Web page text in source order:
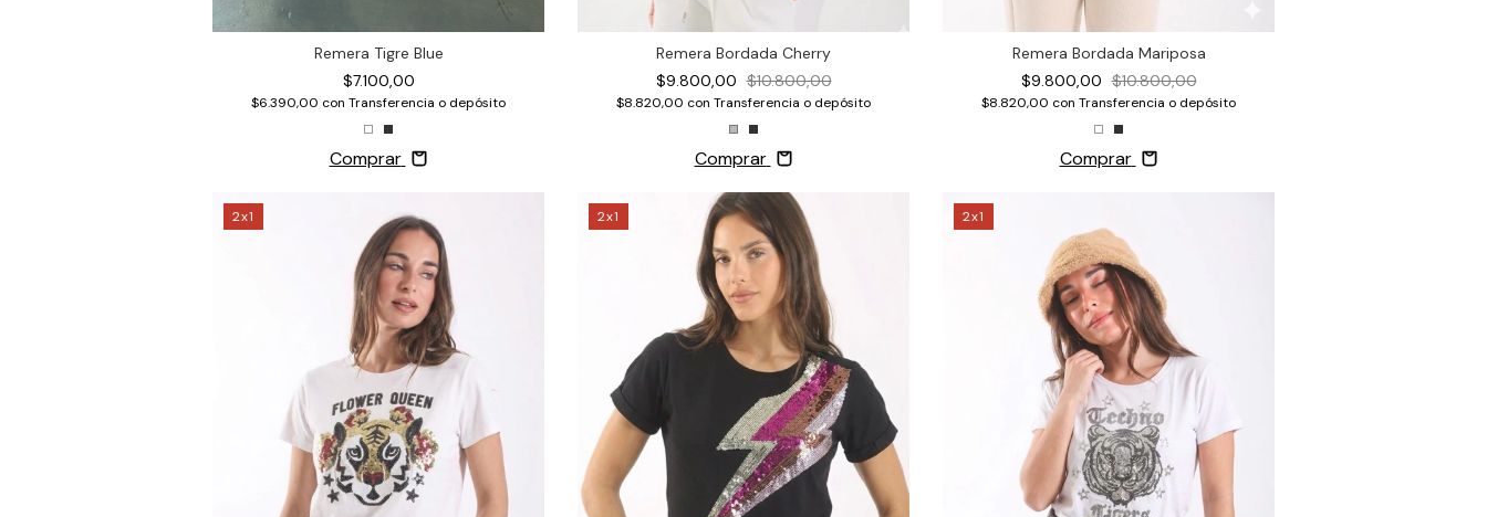
Remera Tigre Blue
$7.100,00
$6.390,00 con Transferencia o depósito
Comprar
Remera Bordada Cherry
$9.800,00 $10.800,00
$8.820,00 con Transferencia o depósito
Comprar
Remera Bordada Mariposa
$9.800,00 $10.800,00
$8.820,00 con Transferencia o depósito
Comprar
2x1 2x1 2x1